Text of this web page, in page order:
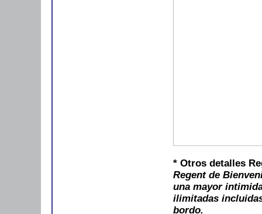
* Otros detalles
Regent de
una mayor
ilimitadas
bordo.